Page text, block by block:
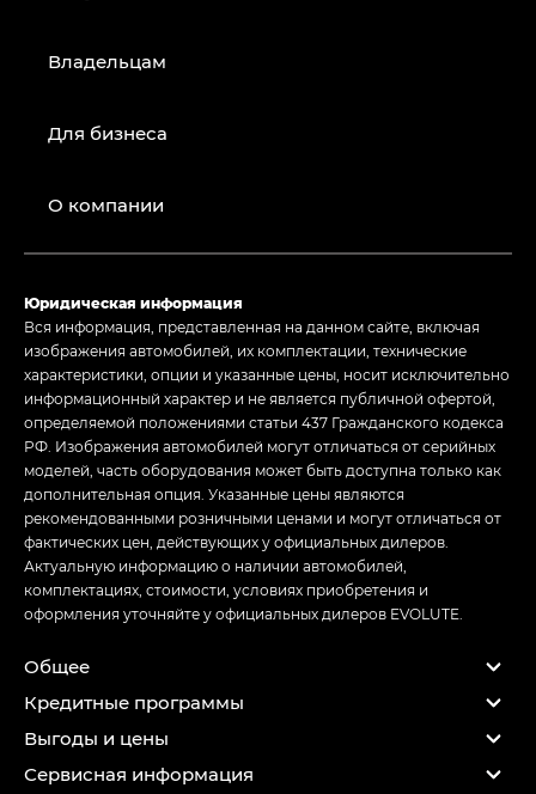
Владельцам
Для бизнеса
О компании
Юридическая информация
Вся информация, представленная на данном сайте, включая
изображения автомобилей, их комплектации, технические
характеристики, опции и указанные цены, носит исключительно
информационный характер и не является публичной офертой,
определяемой положениями статьи 437 Гражданского кодекса
РФ. Изображения автомобилей могут отличаться от серийных
моделей, часть оборудования может быть доступна только как
дополнительная опция. Указанные цены являются
рекомендованными розничными ценами и могут отличаться от
фактических цен, действующих у официальных дилеров.
Актуальную информацию о наличии автомобилей,
комплектациях, стоимости, условиях приобретения и
оформления уточняйте у официальных дилеров EVOLUTE.
Общее
Кредитные программы
Выгоды и цены
Сервисная информация